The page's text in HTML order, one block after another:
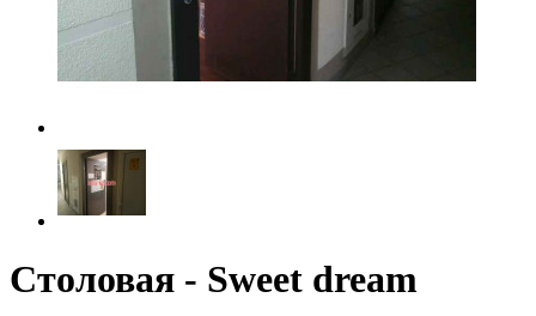
Столовая - Sweet dream